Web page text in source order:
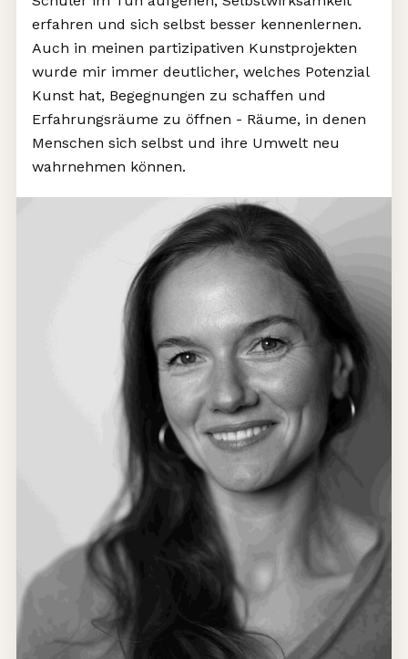
erfahren und sich selbst besser kennenlernen.
Auch in meinen partizipativen Kunstprojekten
wurde mir immer deutlicher, welches Potenzial
Kunst hat, Begegnungen zu schaffen und
Erfahrungsräume zu öffnen - Räume, in denen
Menschen sich selbst und ihre Umwelt neu
wahrnehmen können.